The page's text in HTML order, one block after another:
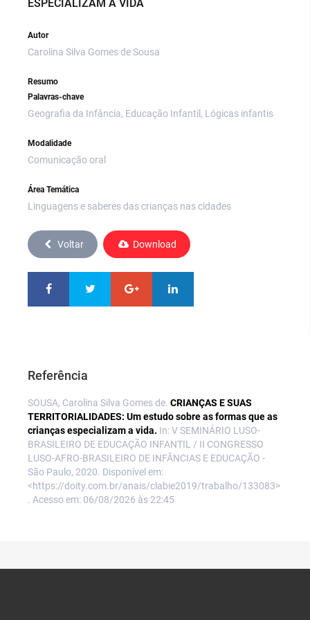
ESPECIALIZAM A VIDA
Autor
Carolina Silva Gomes de Sousa
Resumo
Palavras-chave
Geografia da Infância, Educação Infantil, Lógicas infantis
Modalidade
Comunicação oral
Área Temática
Linguagens e saberes das crianças nas cidades
Voltar Download
Referência
SOUSA, Carolina Silva Gomes de. CRIANÇAS E SUAS
TERRITORIALIDADES: Um estudo sobre as formas que as
crianças especializam a vida. In: V SEMINÁRIO LUSO-
BRASILEIRO DE EDUCAÇÃO INFANTIL / II CONGRESSO
LUSO-AFRO-BRASILEIRO DE INFÂNCIAS E EDUCAÇÃO -
São Paulo, 2020. Disponível em:
<https://doity.com.br/anais/clabie2019/trabalho/133083>
. Acesso em: 06/08/2026 às 22:45